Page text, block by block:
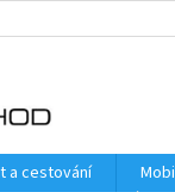
a cestování